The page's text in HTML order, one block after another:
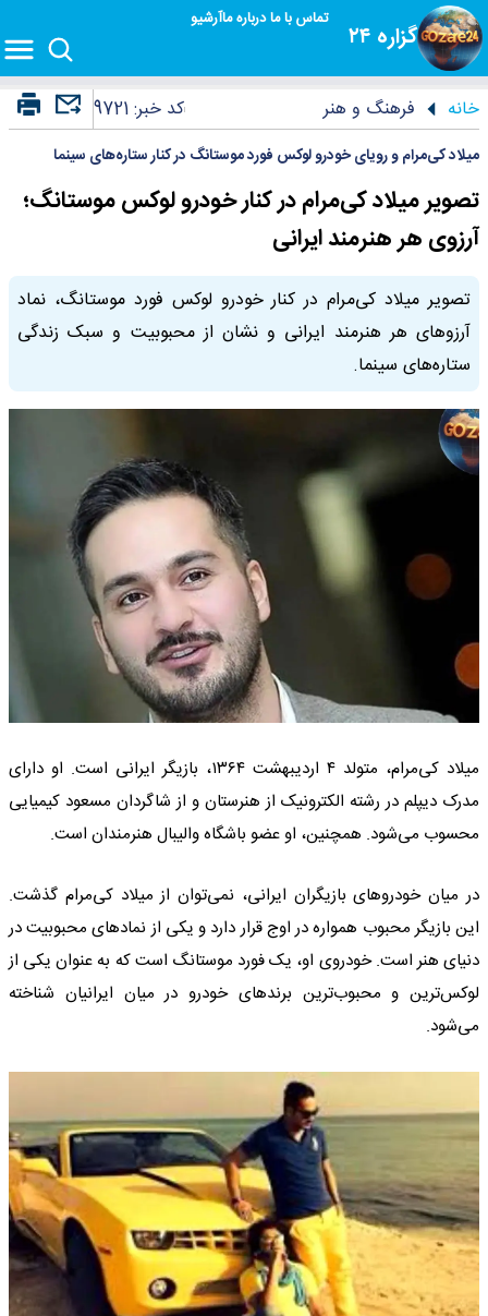
گزاره ۲۴
تماس با مادرباره ماآرشیو
خانه فرهنگ و هنر کد خبر:9721
میلاد کی‌مرام و رویای خودرو لوکس فورد موستانگ در کنار ستاره‌های سینما
تصویر میلاد کی‌مرام در کنار خودرو لوکس موستانگ؛
آرزوی هر هنرمند ایرانی
تصویر میلاد کی‌مرام در کنار خودرو لوکس فورد موستانگ، نماد
آرزوهای هر هنرمند ایرانی و نشان از محبوبیت و سبک زندگی
ستاره‌های سینما.
میلاد کی‌مرام، متولد ۴ اردیبهشت ۱۳۶۴، بازیگر ایرانی است. او دارای
مدرک دیپلم در رشته الکترونیک از هنرستان و از شاگردان مسعود کیمیایی
محسوب می‌شود. همچنین، او عضو باشگاه والیبال هنرمندان است.
در میان خودروهای بازیگران ایرانی، نمی‌توان از میلاد کی‌مرام گذشت.
این بازیگر محبوب همواره در اوج قرار دارد و یکی از نمادهای محبوبیت در
دنیای هنر است. خودروی او، یک فورد موستانگ است که به عنوان یکی از
لوکس‌ترین و محبوب‌ترین برندهای خودرو در میان ایرانیان شناخته
می‌شود.